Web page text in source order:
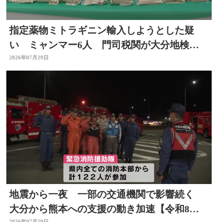
指定薬物ミトラギニン輸入しようとした疑
い ミャンマー6人 門司税関が大分地検に
告発 大分
2026年07月29日
地震から一夜 一部の交通機関で影響続く
大分から熊本への支援の動き加速【令和8年